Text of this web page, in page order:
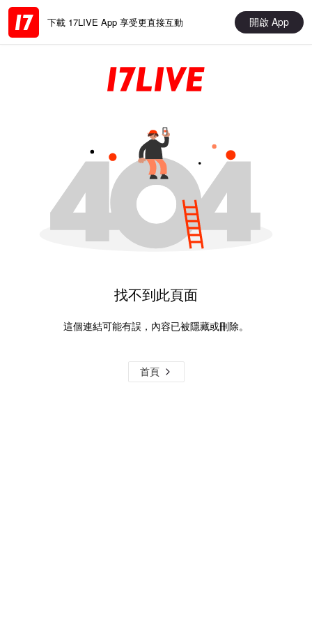
下載 17LIVE App 享受更直接互動 開啟 App
找不到此頁面
這個連結可能有誤，內容已被隱藏或刪除。
首頁